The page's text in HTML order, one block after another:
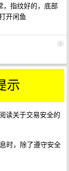
，指纹好的，底部
开闲鱼
5
读关于交易安全的
时，除了遵守安全